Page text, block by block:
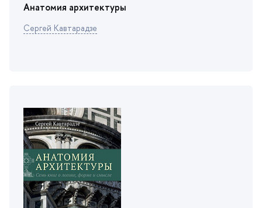
Анатомия архитектуры
Сергей Кавтарадзе